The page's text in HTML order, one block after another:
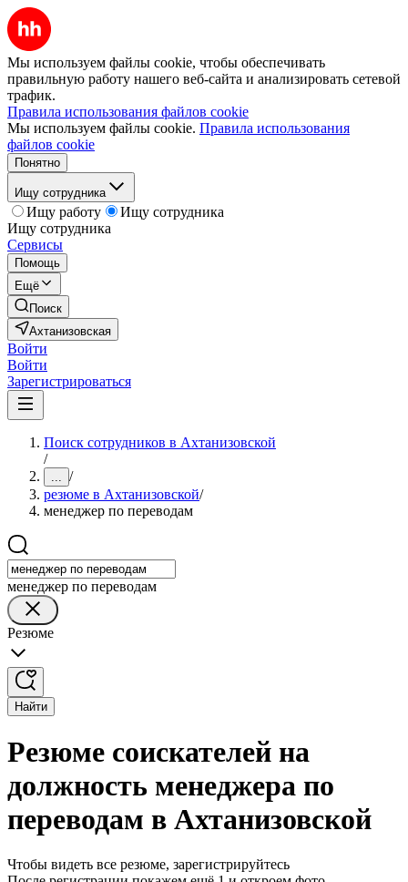
Мы используем файлы cookie, чтобы обеспечивать
правильную работу нашего веб-сайта и анализировать сетевой
трафик.
Правила использования файлов cookie
Мы используем файлы cookie. Правила использования
файлов cookie
Понятно
Ищу сотрудника
Ищу работу
Ищу сотрудника
Ищу сотрудника
Сервисы
Помощь
Ещё
Поиск
Ахтанизовская
Войти
Войти
Зарегистрироваться
Поиск сотрудников в Ахтанизовской
/
... /
резюме в Ахтанизовской/
менеджер по переводам
менеджер по переводам
Резюме
Найти
Резюме соискателей на
должность менеджера по
переводам в Ахтанизовской
Чтобы видеть все резюме, зарегистрируйтесь